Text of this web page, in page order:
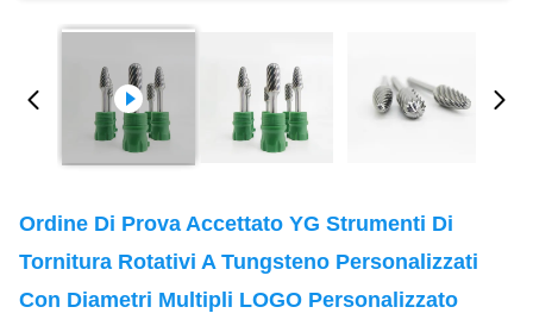
Ordine Di Prova Accettato YG Strumenti Di
Tornitura Rotativi A Tungsteno Personalizzati
Con Diametri Multipli LOGO Personalizzato